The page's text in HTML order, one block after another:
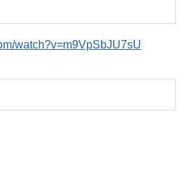
watch?v=m9VpSbJU7sU